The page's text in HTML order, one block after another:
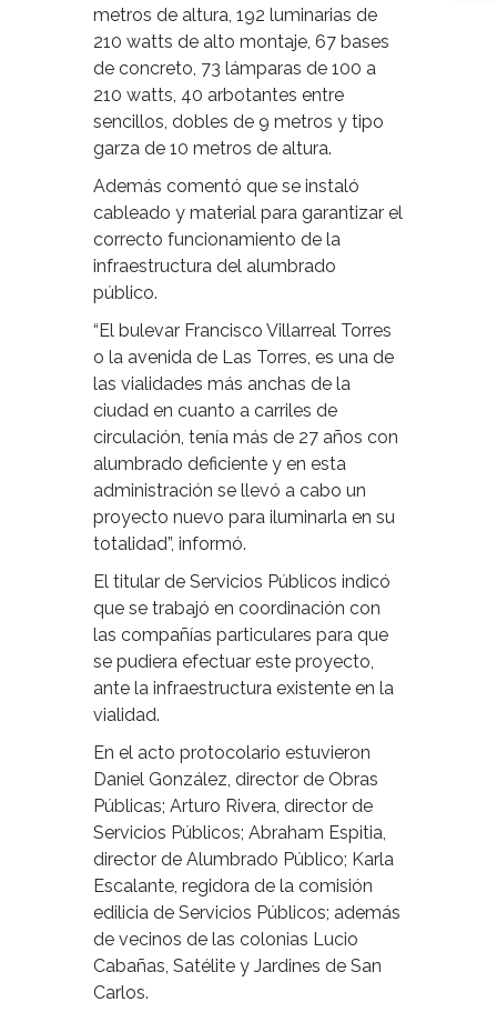
metros de altura, 192 luminarias de
210 watts de alto montaje, 67 bases
de concreto, 73 lámparas de 100 a
210 watts, 40 arbotantes entre
sencillos, dobles de 9 metros y tipo
garza de 10 metros de altura.
Además comentó que se instaló
cableado y material para garantizar el
correcto funcionamiento de la
infraestructura del alumbrado
público.
“El bulevar Francisco Villarreal Torres
o la avenida de Las Torres, es una de
las vialidades más anchas de la
ciudad en cuanto a carriles de
circulación, tenía más de 27 años con
alumbrado deficiente y en esta
administración se llevó a cabo un
proyecto nuevo para iluminarla en su
totalidad”, informó.
El titular de Servicios Públicos indicó
que se trabajó en coordinación con
las compañías particulares para que
se pudiera efectuar este proyecto,
ante la infraestructura existente en la
vialidad.
En el acto protocolario estuvieron
Daniel González, director de Obras
Públicas; Arturo Rivera, director de
Servicios Públicos; Abraham Espitia,
director de Alumbrado Público; Karla
Escalante, regidora de la comisión
edilicia de Servicios Públicos; además
de vecinos de las colonias Lucio
Cabañas, Satélite y Jardines de San
Carlos.